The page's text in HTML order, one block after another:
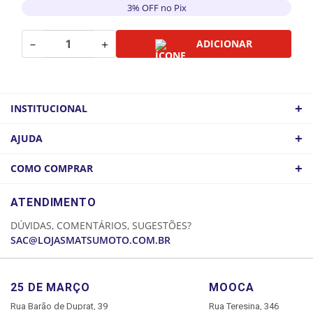
3% OFF no Pix
－ ＋ ADICIONAR
INSTITUCIONAL +
COMO CHEGAR
AJUDA +
COMO COMPRAR +
CADASTRE-SE
MINHA CONTA
MEUS PEDIDOS
ATENDIMENTO
DÚVIDAS, COMENTÁRIOS, SUGESTÕES?
SAC@LOJASMATSUMOTO.COM.BR
25 DE MARÇO
Rua Barão de Duprat, 39
MOOCA
Rua Teresina, 346